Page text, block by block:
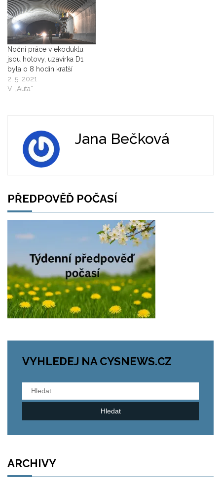
Noční práce v ekoduktu
jsou hotovy, uzavírka D1
byla o 8 hodin kratší
2. 5. 2021
V „Auta“
Jana Bečková
PŘEDPOVĚĎ POČASÍ
VYHLEDEJ NA CYSNEWS.CZ
Vyhledávání
ARCHIVY